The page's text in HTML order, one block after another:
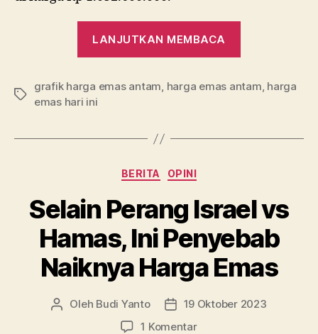
LANJUTKAN MEMBACA
Harga
Tag
grafik harga emas antam, harga emas antam, harga
emas hari ini
Kategori
BERITA OPINI
Selain Perang Israel vs
Hamas, Ini Penyebab
Naiknya Harga Emas
Penulis
Oleh Budi Yanto
Tanggal
19 Oktober 2023
1 Komentarpada